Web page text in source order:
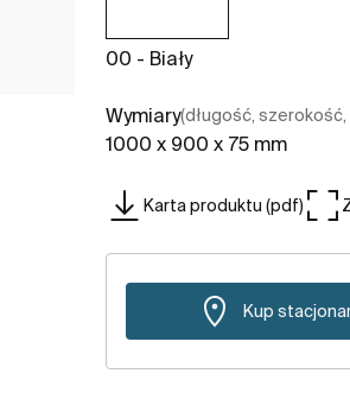
00 - Biały
Wymiary(długość,
1000 x 900 x 75 mm
Karta produktu (pdf)
Kup